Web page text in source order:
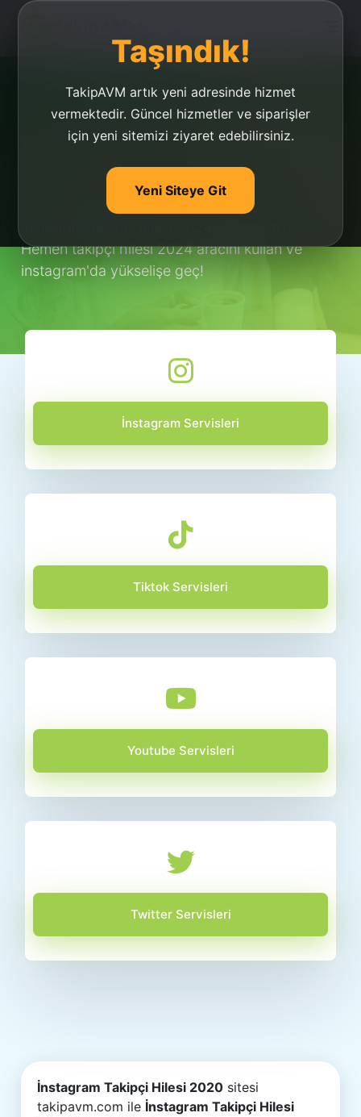
Taşındık!
TakipAVM artık yeni adresinde hizmet
vermektedir. Güncel hizmetler ve siparişler
için yeni sitemizi ziyaret edebilirsiniz.
Yeni Siteye Git
İnstagram Takipçi Hilesi
Hemen takipçi hilesi 2024 aracını kullan ve
instagram'da yükselişe geç!
İnstagram Servisleri
Tiktok Servisleri
Youtube Servisleri
Twitter Servisleri
İnstagram Takipçi Hilesi 2020 sitesi
takipavm.com ile İnstagram Takipçi Hilesi